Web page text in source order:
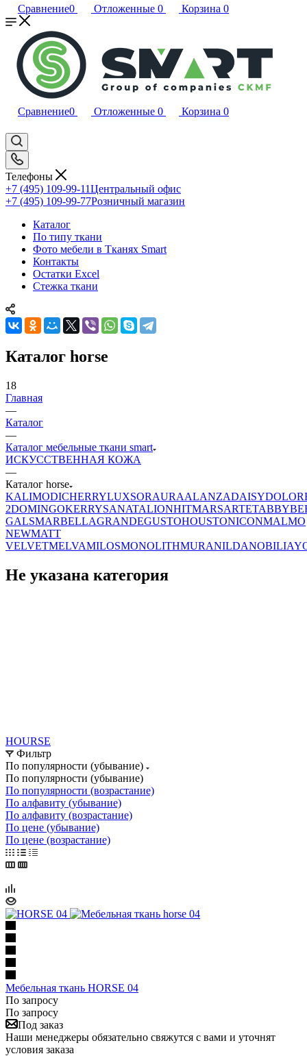
Сравнение0 Отложенные 0 Корзина 0
Сравнение0 Отложенные 0 Корзина 0
Телефоны
+7 (495) 109-99-11Центральный офис
+7 (495) 109-99-77Розничный магазин
Каталог
По типу ткани
Фото мебели в Тканях Smart
Контакты
Остатки Excel
Стежка ткани
Каталог horse
18
Главная
—
Каталог
—
Каталог мебельные ткани smart
ИСКУССТВЕННАЯ КОЖА
—
Каталог horse
KALIMODICHERRYLUXSORAURAALANZADAISY
2DOMINGOKERRYSANATALIONHITMARSARTETABBY
GALSMARBELLAGRANDEGUSTOHOUSTONICONMALMO
NEWMATT
VELVETMELVAMILOSMONOLITHMURANILDANOBILIA
Не указана категория
HOURSE
Фильтр
По популярности (убывание)
По популярности (убывание)
По популярности (возрастание)
По алфавиту (убывание)
По алфавиту (возрастание)
По цене (убывание)
По цене (возрастание)
Мебельная ткань HORSE 04
По запросу
По запросу
Под заказ
Наши менеджеры обязательно свяжутся с вами и уточнят
условия заказа